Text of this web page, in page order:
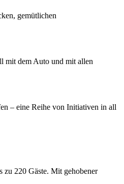
gemütlichen
mit dem Auto und mit allen
– eine Reihe von Initiativen in all
zu 220 Gäste. Mit gehobener